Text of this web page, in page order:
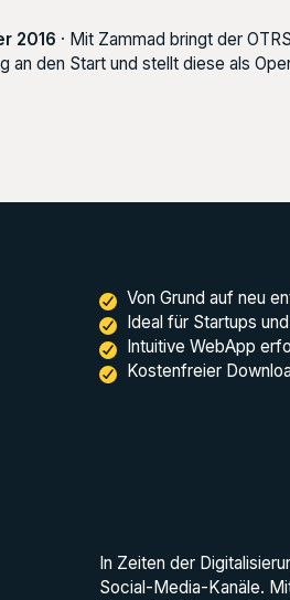
2016 · Mit Zammad bringt der
an den Start und stellt diese als
Von Grund auf neu
Ideal für Startups
Intuitive WebApp
Kostenfreier
In Zeiten der
Social-Media-Kanäle.